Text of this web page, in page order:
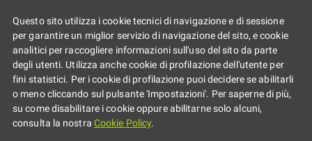
assegnato congiuntamente dal
Parlamento europeo e
dall'International Charlemagne
Prize Foundation
Questo sito utilizza i cookie tecnici di navigazione e di sessione
per garantire un miglior servizio di navigazione del sito, e cookie
analitici per raccogliere informazioni sull'uso del sito da parte
degli utenti. Utilizza anche cookie di profilazione dell'utente per
fini statistici. Per i cookie di profilazione puoi decidere se abilitarli
o meno cliccando sul pulsante 'Impostazioni'. Per saperne di più,
su come disabilitare i cookie oppure abilitarne solo alcuni,
consulta la nostra Cookie Policy.